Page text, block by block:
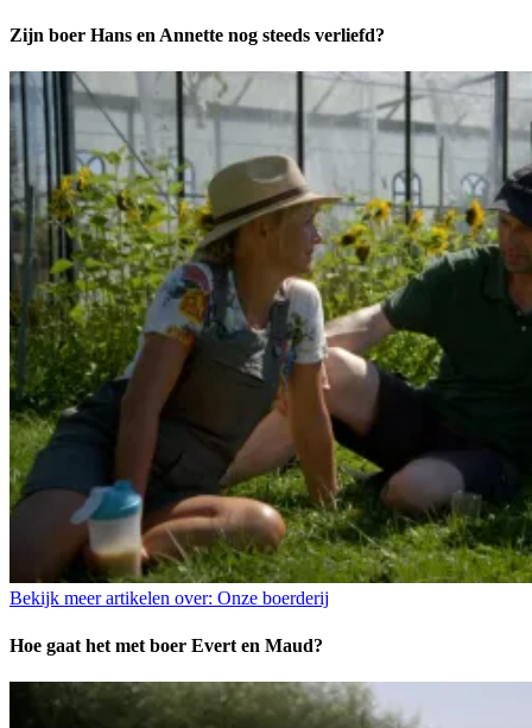
Zijn boer Hans en Annette nog steeds verliefd?
Bekijk meer artikelen over: Onze boerderij
Hoe gaat het met boer Evert en Maud?